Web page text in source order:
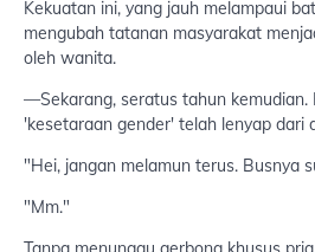
Kekuatan ini, yang jauh melampaui
mengubah tatanan masyarakat
oleh wanita.
—Sekarang, seratus tahun
'kesetaraan gender' telah lenyap dari
"Hei, jangan melamun terus. Busnya
"Mm."